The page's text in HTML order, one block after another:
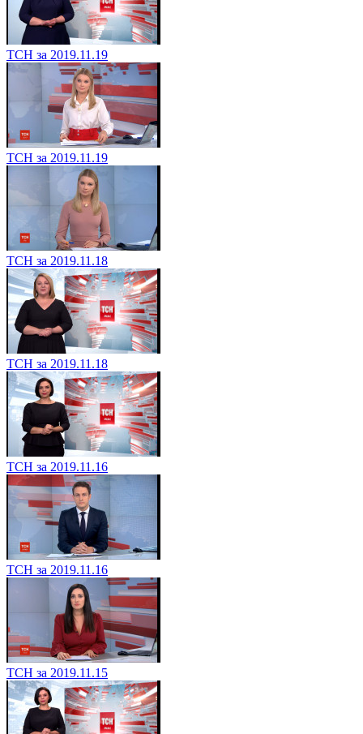
ТСН за 2019.11.19
ТСН за 2019.11.19
ТСН за 2019.11.18
ТСН за 2019.11.18
ТСН за 2019.11.16
ТСН за 2019.11.16
ТСН за 2019.11.15